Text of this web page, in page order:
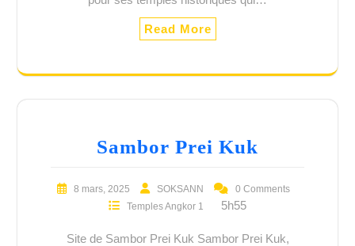
Read More
Sambor Prei Kuk
8 mars, 2025 SOKSANN
0 Comments
Temples Angkor 1
5h55
Site de Sambor Prei Kuk Sambor Prei Kuk,